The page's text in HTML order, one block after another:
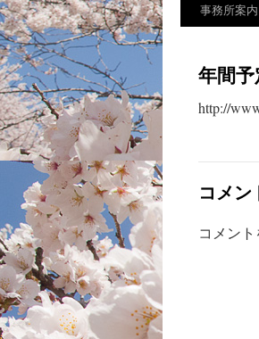
テ
ン
事務所案内
年間
http://
コメン
コメン